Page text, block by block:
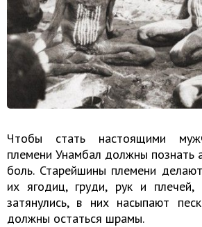
Чтобы стать настоящими
племени Унамбал должны познать
боль. Старейшины племени
их ягодиц, груди, рук и
затянулись, в них насыпают
должны остаться шрамы.